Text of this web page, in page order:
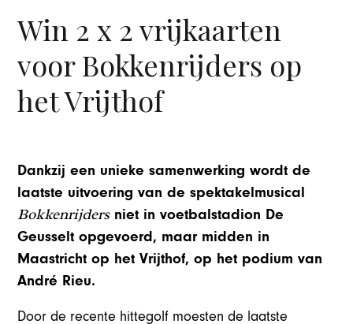
Win 2 x 2 vrijkaarten
voor Bokkenrijders op
het Vrijthof
Dankzij een unieke samenwerking wordt de
laatste uitvoering van de spektakelmusical
Bokkenrijdersniet in voetbalstadion De
Geusselt opgevoerd, maar midden in
Maastricht op het Vrijthof, op het podium van
André Rieu.
Door de recente hittegolf moesten de laatste